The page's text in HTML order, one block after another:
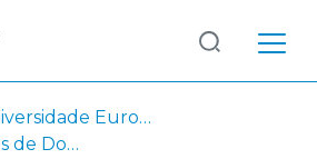
UE - Universidade Europeia
UE - TDM - Teses de Doutoramento e Mestrado